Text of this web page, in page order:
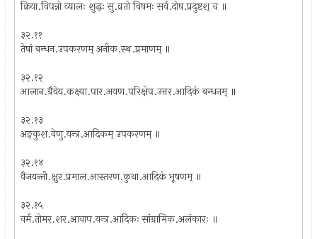
क्रिया.विपन्नो व्यालः शुद्धः सु.व्रतो विषमः सर्व.दोष.प्रदुष्टश् च ॥
३२.११
तेषां बन्धन.उपकरणम् अनीक.स्थ.प्रमाणम् ॥
३२.१२
आलान.ग्रैवेय.कक्ष्या.पार.अयण.परिक्षेप.उत्तर.आदिकं बन्धनम् ॥
३२.१३
अङ्कुश.वेणु.यन्त्र.आदिकम् उपकरणम् ॥
३२.१४
वैजयन्ती.क्षुर.प्रमाल.आस्तरण.कुथा.आदिकं भूषणम् ॥
३२.१५
वर्म.तोमर.शर.आवाप.यन्त्र.आदिकः सांग्रामिक.अलंकारः ॥